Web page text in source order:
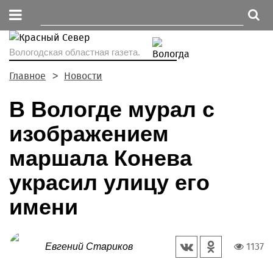
Вологодская областная газета.
Главное Новости
В Вологде мурал с
изображением
маршала Конева
украсил улицу его
имени
Евгений Стариков 1137